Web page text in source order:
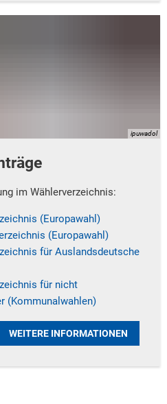
ipuwadol
im Wählerverzeichnis:
(Europawahl)
(Europawahl)
für Auslandsdeutsche
für nicht
(Kommunalwahlen)
WEITERE INFORMATIONEN